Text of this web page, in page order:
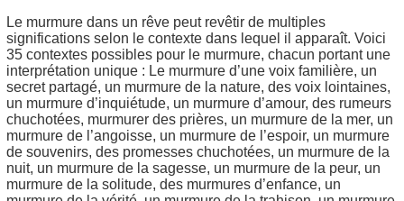
Le murmure dans un rêve peut revêtir de multiples
significations selon le contexte dans lequel il apparaît. Voici
35 contextes possibles pour le murmure, chacun portant une
interprétation unique : Le murmure d’une voix familière, un
secret partagé, un murmure de la nature, des voix lointaines,
un murmure d’inquiétude, un murmure d’amour, des rumeurs
chuchotées, murmurer des prières, un murmure de la mer, un
murmure de l’angoisse, un murmure de l’espoir, un murmure
de souvenirs, des promesses chuchotées, un murmure de la
nuit, un murmure de la sagesse, un murmure de la peur, un
murmure de la solitude, des murmures d’enfance, un